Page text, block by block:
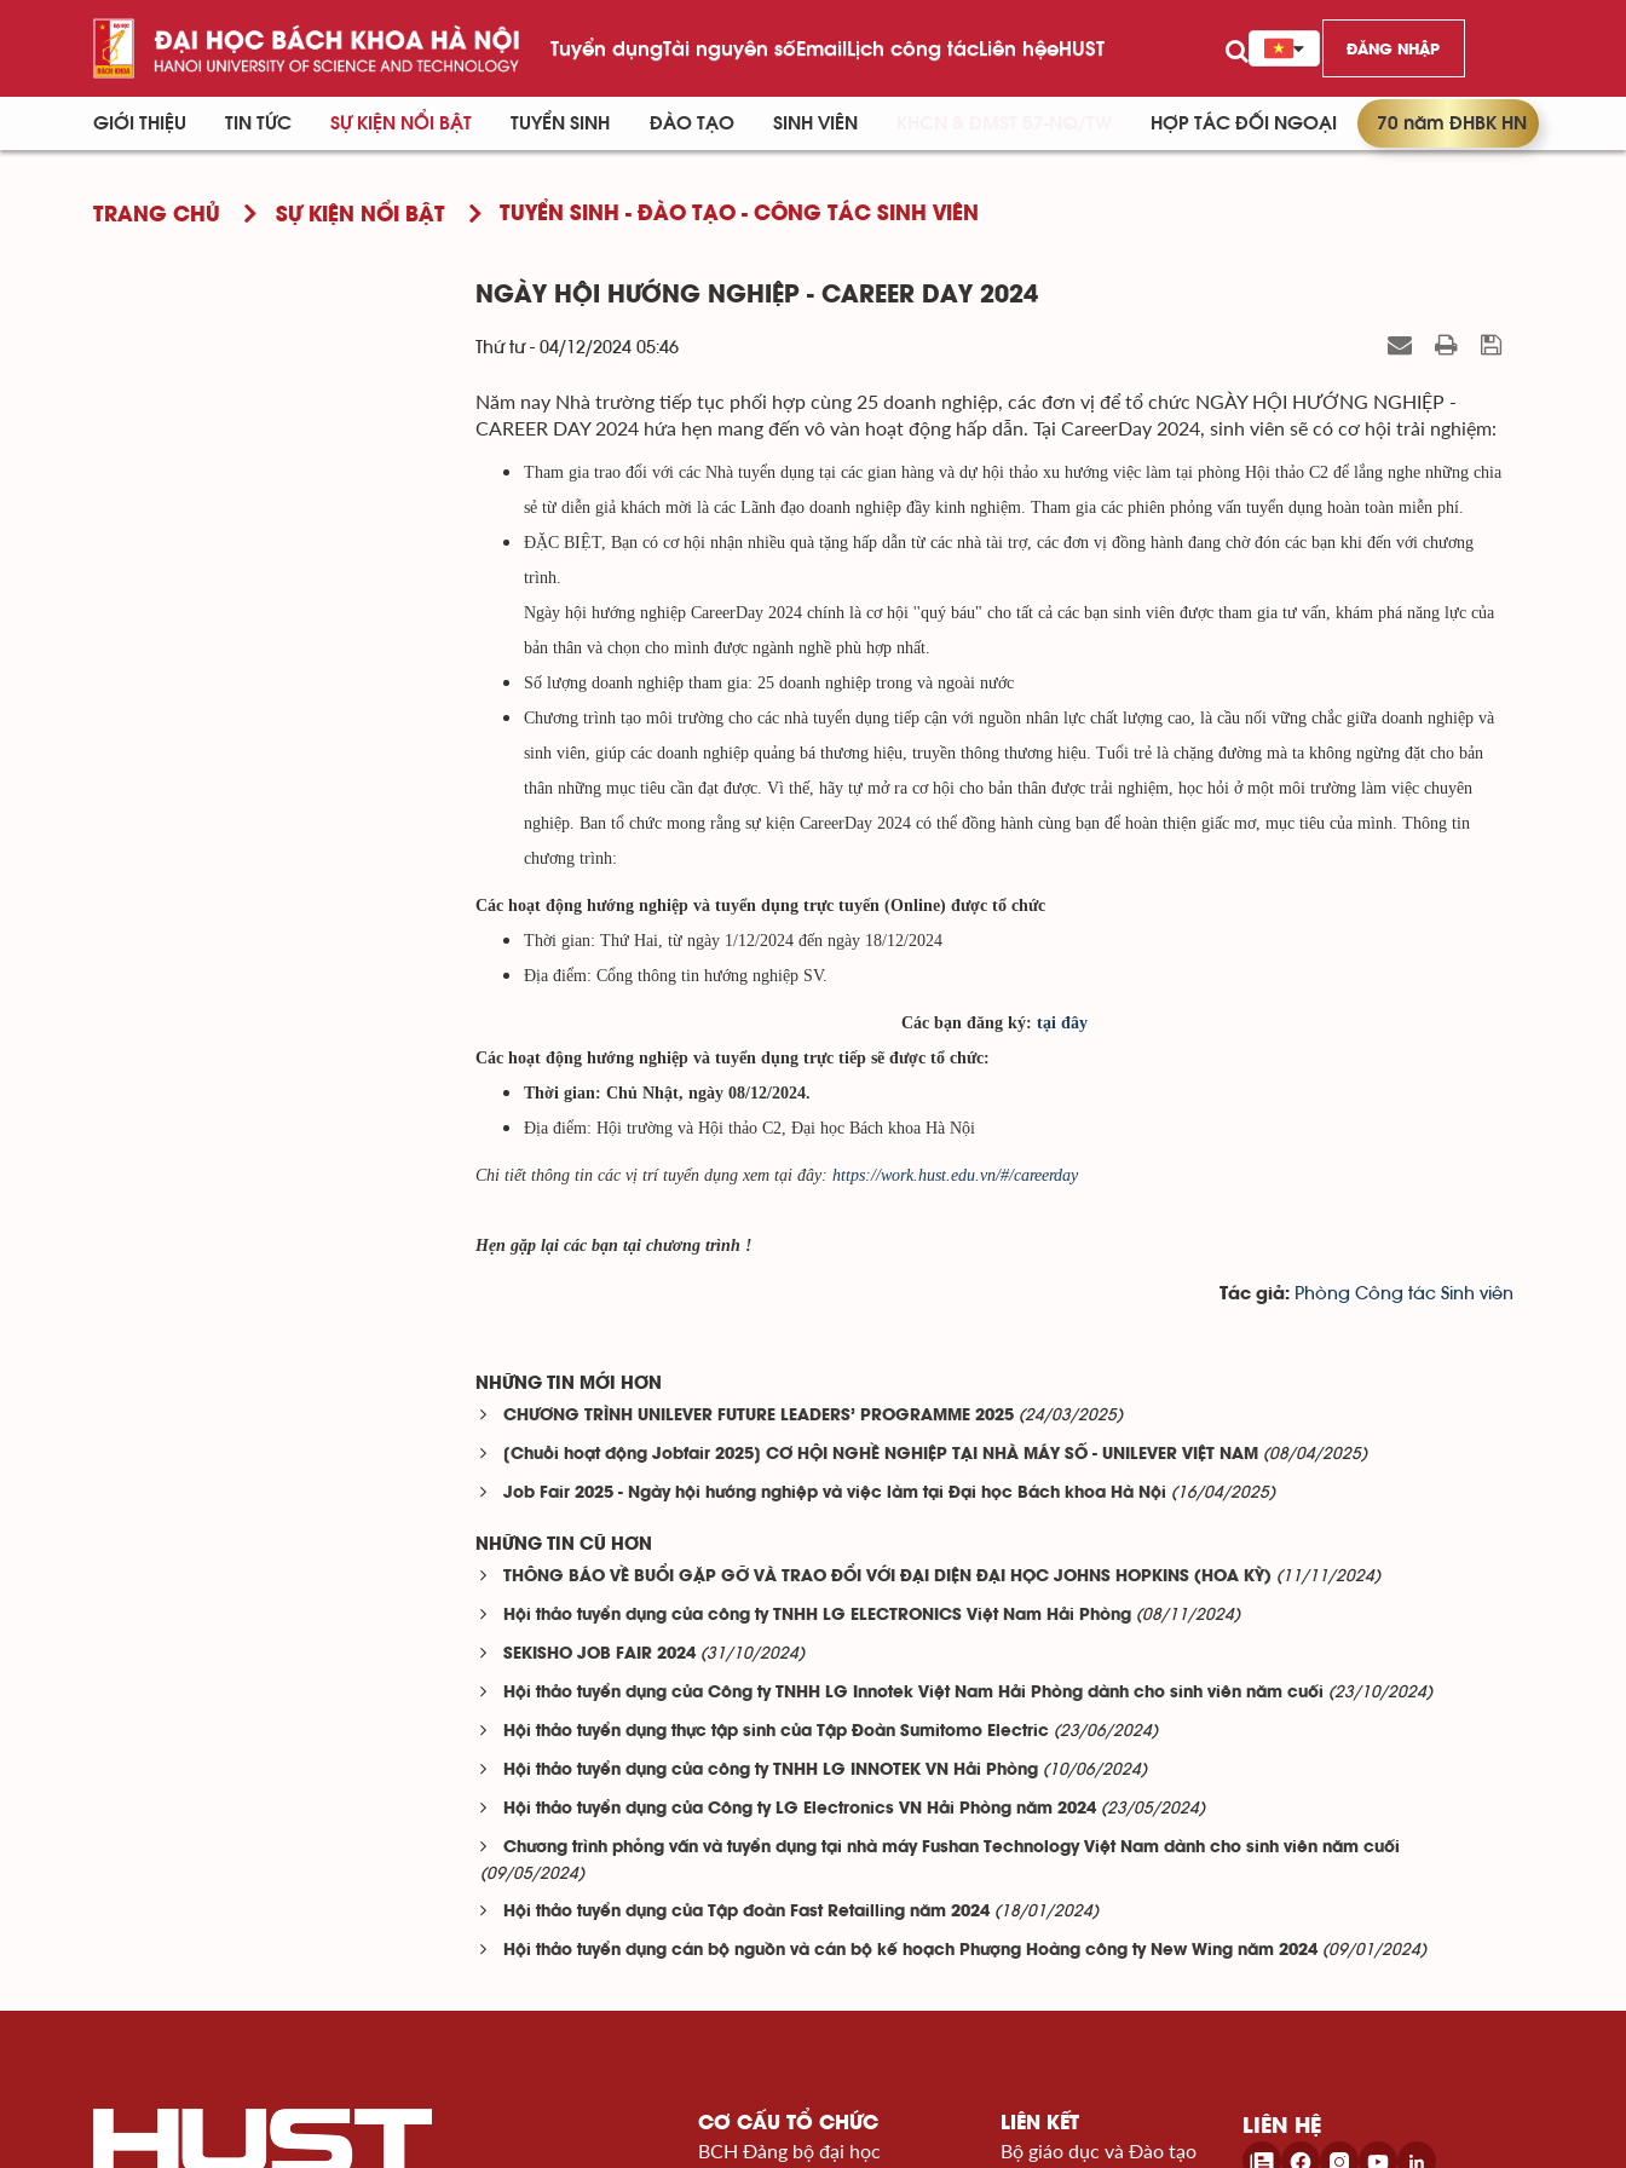
Tuyển dụngTài nguyên sốEmailLịch công tácLiên hệeHUST ĐĂNG NHẬP
GIỚI THIỆU TIN TỨC SỰ KIỆN NỔI BẬT TUYỂN SINH ĐÀO TẠO SINH VIÊN HỢP TÁC ĐỐI NGOẠI 70 năm ĐHBK HN
TRANG CHỦ SỰ KIỆN NỔI BẬT TUYỂN SINH - ĐÀO TẠO - CÔNG TÁC SINH VIÊN
NGÀY HỘI HƯỚNG NGHIỆP - CAREER DAY 2024
Thứ tư - 04/12/2024 05:46
Năm nay Nhà trường tiếp tục phối hợp cùng 25 doanh nghiệp, các đơn vị để tổ chức NGÀY HỘI HƯỚNG NGHIỆP -
CAREER DAY 2024 hứa hẹn mang đến vô vàn hoạt động hấp dẫn. Tại CareerDay 2024, sinh viên sẽ có cơ hội trải nghiệm:
Tham gia trao đổi với các Nhà tuyển dụng tại các gian hàng và dự hội thảo xu hướng việc làm tại phòng Hội thảo C2 để lắng nghe những chia
sẻ từ diễn giả khách mời là các Lãnh đạo doanh nghiệp đầy kinh nghiệm. Tham gia các phiên phỏng vấn tuyển dụng hoàn toàn miễn phí.
ĐẶC BIỆT, Bạn có cơ hội nhận nhiều quà tặng hấp dẫn từ các nhà tài trợ, các đơn vị đồng hành đang chờ đón các bạn khi đến với chương
trình.
Ngày hội hướng nghiệp CareerDay 2024 chính là cơ hội ''quý báu" cho tất cả các bạn sinh viên được tham gia tư vấn, khám phá năng lực của
bản thân và chọn cho mình được ngành nghề phù hợp nhất.
Số lượng doanh nghiệp tham gia: 25 doanh nghiệp trong và ngoài nước
Chương trình tạo môi trường cho các nhà tuyển dụng tiếp cận với nguồn nhân lực chất lượng cao, là cầu nối vững chắc giữa doanh nghiệp và
sinh viên, giúp các doanh nghiệp quảng bá thương hiệu, truyền thông thương hiệu. Tuổi trẻ là chặng đường mà ta không ngừng đặt cho bản
thân những mục tiêu cần đạt được. Vì thế, hãy tự mở ra cơ hội cho bản thân được trải nghiệm, học hỏi ở một môi trường làm việc chuyên
nghiệp. Ban tổ chức mong rằng sự kiện CareerDay 2024 có thể đồng hành cùng bạn để hoàn thiện giấc mơ, mục tiêu của mình. Thông tin
chương trình:
Các hoạt động hướng nghiệp và tuyển dụng trực tuyến (Online) được tổ chức
Thời gian: Thứ Hai, từ ngày 1/12/2024 đến ngày 18/12/2024
Địa điểm: Cổng thông tin hướng nghiệp SV.
Các bạn đăng ký: tại đây
Các hoạt động hướng nghiệp và tuyển dụng trực tiếp sẽ được tổ chức:
Thời gian: Chủ Nhật, ngày 08/12/2024.
Địa điểm: Hội trường và Hội thảo C2, Đại học Bách khoa Hà Nội
Chi tiết thông tin các vị trí tuyển dụng xem tại đây: https://work.hust.edu.vn/#/careerday
Hẹn gặp lại các bạn tại chương trình !
Tác giả: Phòng Công tác Sinh viên
NHỮNG TIN MỚI HƠN
CHƯƠNG TRÌNH UNILEVER FUTURE LEADERS’ PROGRAMME 2025 (24/03/2025)
[Chuỗi hoạt động Jobfair 2025] CƠ HỘI NGHỀ NGHIỆP TẠI NHÀ MÁY SỐ - UNILEVER VIỆT NAM (08/04/2025)
Job Fair 2025 - Ngày hội hướng nghiệp và việc làm tại Đại học Bách khoa Hà Nội (16/04/2025)
NHỮNG TIN CŨ HƠN
THÔNG BÁO VỀ BUỔI GẶP GỠ VÀ TRAO ĐỔI VỚI ĐẠI DIỆN ĐẠI HỌC JOHNS HOPKINS (HOA KỲ) (11/11/2024)
Hội thảo tuyển dụng của công ty TNHH LG ELECTRONICS Việt Nam Hải Phòng (08/11/2024)
SEKISHO JOB FAIR 2024 (31/10/2024)
Hội thảo tuyển dụng của Công ty TNHH LG Innotek Việt Nam Hải Phòng dành cho sinh viên năm cuối (23/10/2024)
Hội thảo tuyển dụng thực tập sinh của Tập Đoàn Sumitomo Electric (23/06/2024)
Hội thảo tuyển dụng của công ty TNHH LG INNOTEK VN Hải Phòng (10/06/2024)
Hội thảo tuyển dụng của Công ty LG Electronics VN Hải Phòng năm 2024 (23/05/2024)
Chương trình phỏng vấn và tuyển dụng tại nhà máy Fushan Technology Việt Nam dành cho sinh viên năm cuối
(09/05/2024)
Hội thảo tuyển dụng của Tập đoàn Fast Retailling năm 2024 (18/01/2024)
Hội thảo tuyển dụng cán bộ nguồn và cán bộ kế hoạch Phượng Hoàng công ty New Wing năm 2024 (09/01/2024)
CƠ CẤU TỔ CHỨC
BCH Đảng bộ đại học
LIÊN KẾT
Bộ giáo dục và Đào tạo
LIÊN HỆ